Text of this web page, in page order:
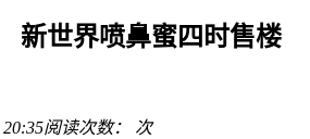
新世界喷鼻蜜四时售楼
阅读次数： 次